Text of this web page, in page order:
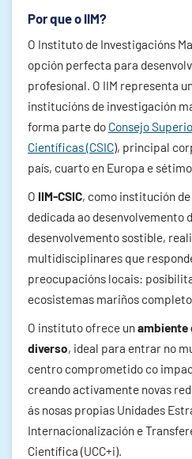
Por que o IIM?
O Instituto de Investigacións
opción perfecta para
profesional. O IIM representa
institucións de investigación
forma parte do Consejo
Científicas (CSIC), principal
país, cuarto en Europa e
O IIM-CSIC, como institución
dedicada ao desenvolvemento
desenvolvemento sostible,
multidisciplinares que
preocupacións locais:
ecosistemas mariños
O instituto ofrece unambiente
diverso, ideal para entrar no
centro comprometido co
creando activamente novas
ás nosas propias Unidades
Internacionalización e
Científica (UCC+i).